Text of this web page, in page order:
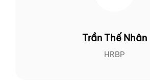
Trần Thế Nhân
HRBP